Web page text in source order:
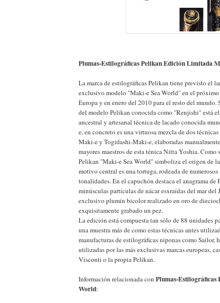
Plumas-Estilográficas Pelikan Edición Limitada
La marca de estilográficas Pelikan tiene previsto el
exclusivo modelo "Maki-e Sea World" en el próximo
Europa y en enero del 2010 para el resto del mundo.
del modelo Pelikan conocida como "Renjishi" está
ancestral y artesanal técnica de lacado conocida
e, en concreto es una virtuosa mezcla de dos
Maki-e y Togidashi-Maki-e, elaboradas
mayores maestros de esta ténica Nitta Yoshia. Como
Pelikan "Maki-e Sea World" simboliza el origen de
motivo central es una tortuga, rodeada de
tonalidades. En el capuchón destaca el anagrama de
minúsculas partículas de nácar esxraídas del mar del
exclusivo plumín bicolor realizado en oro de
exquisitamente grabado un pez.
La edición está compuesta tan sólo de 88 unidades
una muestra más de como estas técnicas antes
manufacturas de estilográficas niponas como Sailor,
utilizadas por las más exclusivas marcas europeas,
Visconti o la propia Pelikan.
Información relacionada con Plumas-Estilográficas
World: